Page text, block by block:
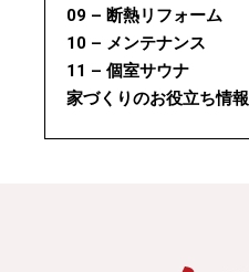
09 – 断熱リフォーム
10 – メンテナンス
11 – 個室サウナ
家づくりのお役立ち情報